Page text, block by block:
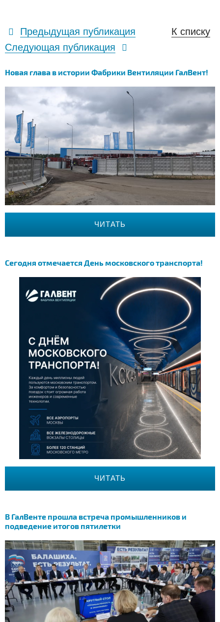
Предыдущая публикация
К списку
Следующая публикация
Новая глава в истории Фабрики Вентиляции ГалВент!
ЧИТАТЬ
Сегодня отмечается День московского транспорта!
ЧИТАТЬ
В ГалВенте прошла встреча промышленников и
подведение итогов пятилетки